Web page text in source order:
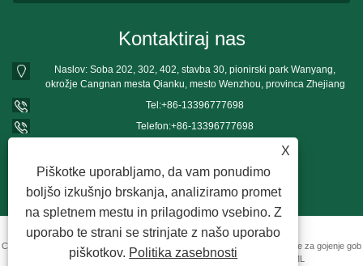
Kontaktiraj nas
Naslov: Soba 202, 302, 402, stavba 30, pionirski park Wanyang,
okrožje Cangnan mesta Qianku, mesto Wenzhou, provinca Zhejiang
Tel:+86-13396777698
Telefon:+86-13396777698
mushroomgrowbag@163.com
Copyright © 2022 Wenzhou Shangjun Plastic Products Co., Ltd. – PP vrečke za gojenje gob
– Vse pravice pridržane.
Povezave Sitemap XML
X
Piškotke uporabljamo, da vam ponudimo
boljšo izkušnjo brskanja, analiziramo promet
na spletnem mestu in prilagodimo vsebino. Z
uporabo te strani se strinjate z našo uporabo
piškotkov. Politika zasebnosti